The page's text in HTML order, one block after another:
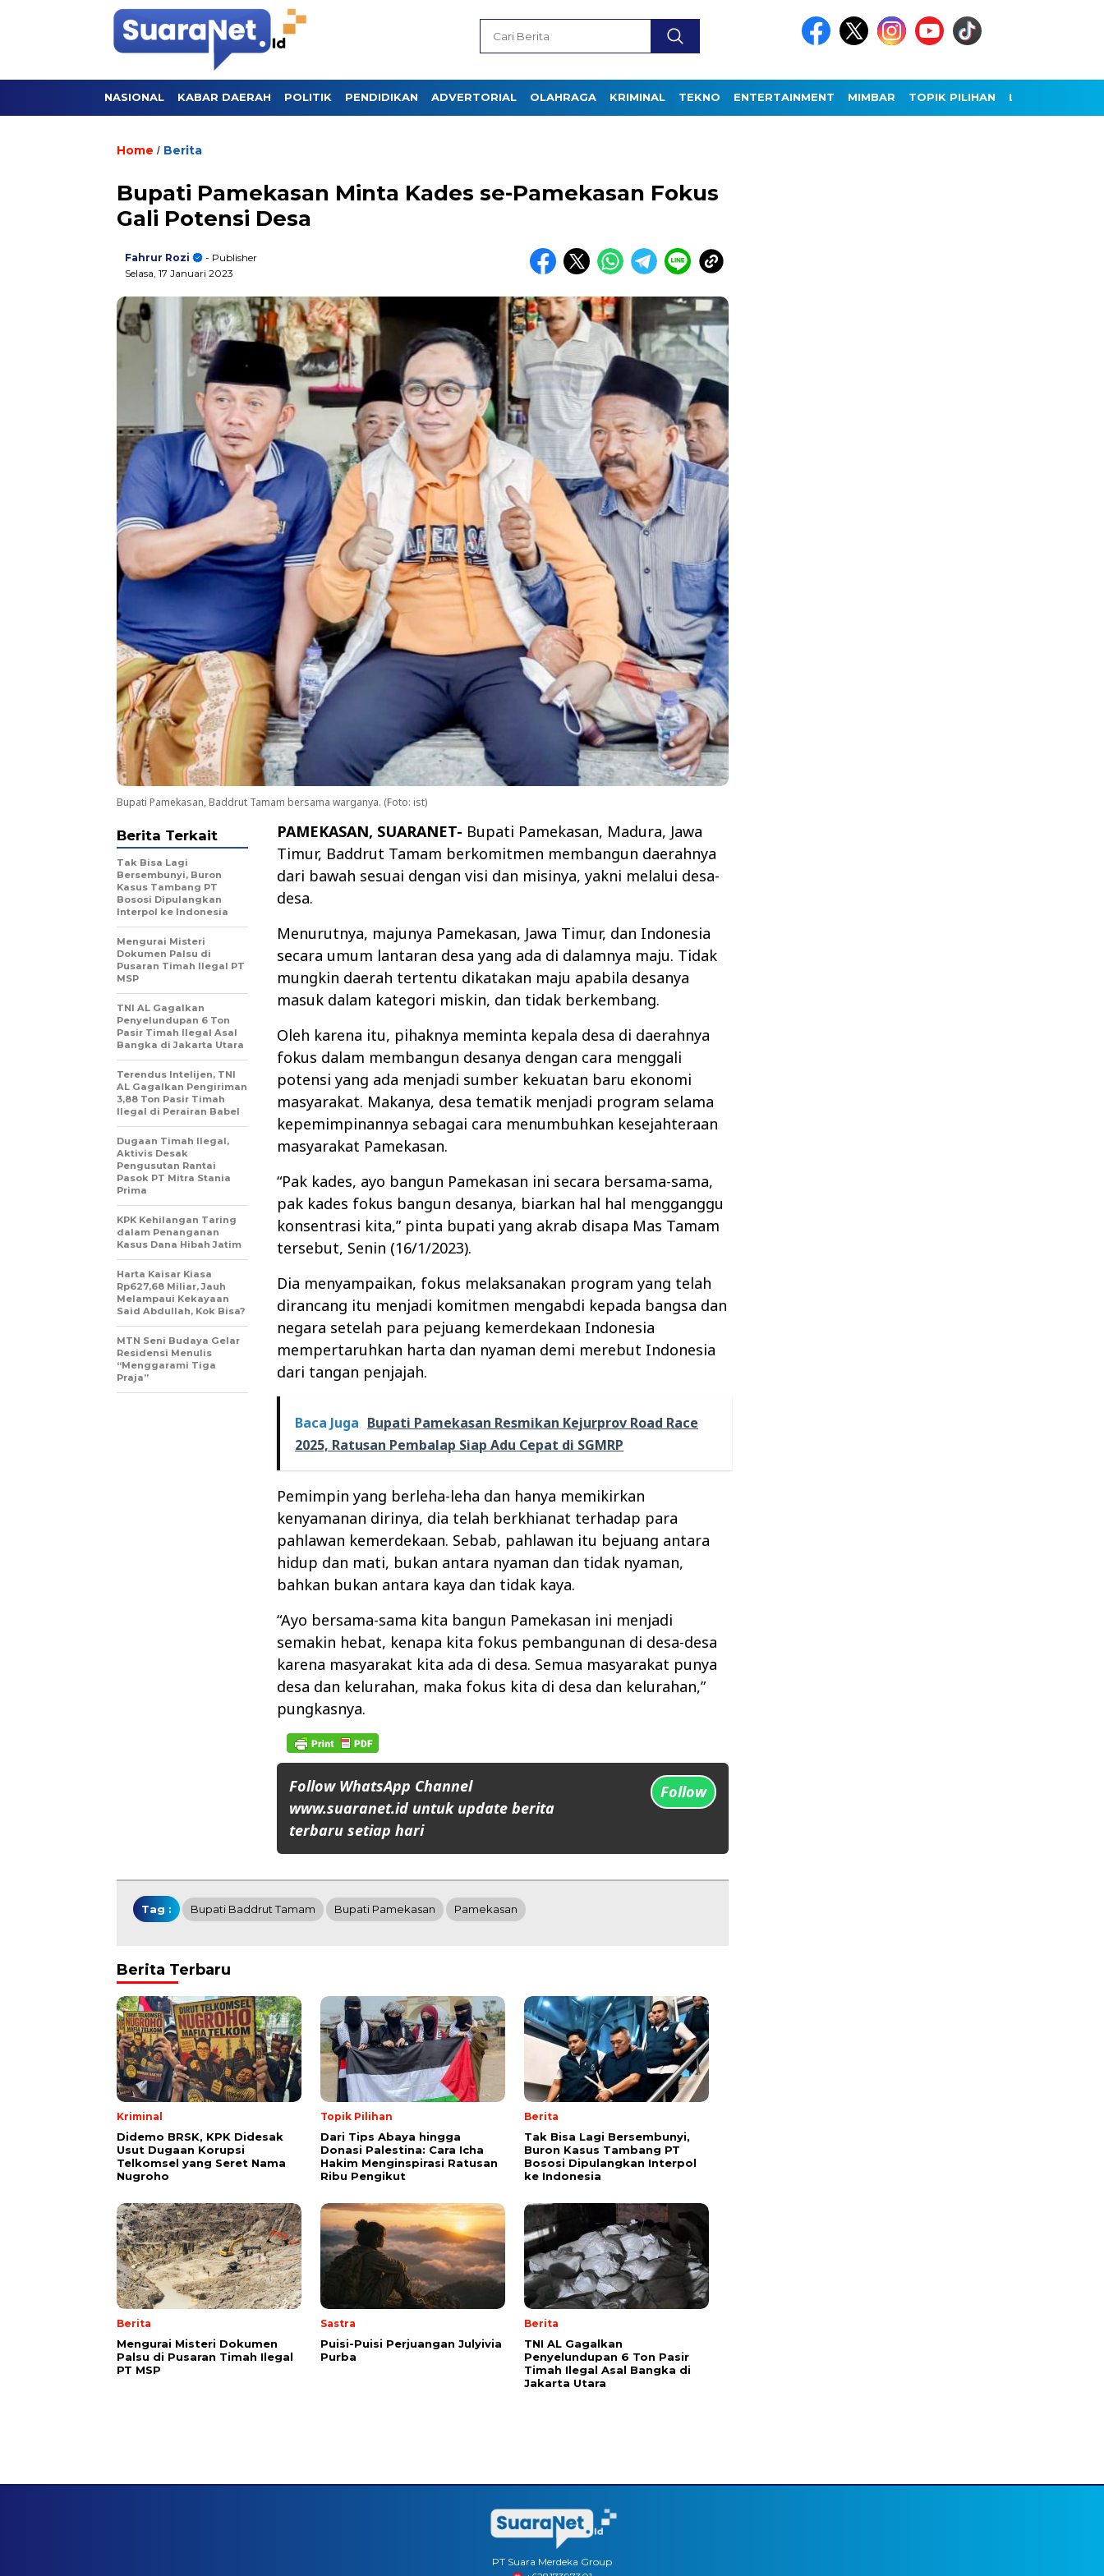
NASIONAL KABAR DAERAH POLITIK PENDIDIKAN ADVERTORIAL OLAHRAGA KRIMINAL TEKNO ENTERTAINMENT MIMBAR TOPIK PILIHAN LAINNYA
Home / Berita
Bupati Pamekasan Minta Kades se-Pamekasan Fokus
Gali Potensi Desa
Fahrur Rozi
- Publisher
Selasa, 17 Januari 2023
Bupati Pamekasan, Baddrut Tamam bersama warganya. (Foto: ist)
PAMEKASAN, SUARANET- Bupati Pamekasan, Madura, Jawa
Timur, Baddrut Tamam berkomitmen membangun daerahnya
dari bawah sesuai dengan visi dan misinya, yakni melalui desa-
desa.
Menurutnya, majunya Pamekasan, Jawa Timur, dan Indonesia
secara umum lantaran desa yang ada di dalamnya maju. Tidak
mungkin daerah tertentu dikatakan maju apabila desanya
masuk dalam kategori miskin, dan tidak berkembang.
Oleh karena itu, pihaknya meminta kepala desa di daerahnya
fokus dalam membangun desanya dengan cara menggali
potensi yang ada menjadi sumber kekuatan baru ekonomi
masyarakat. Makanya, desa tematik menjadi program selama
kepemimpinannya sebagai cara menumbuhkan kesejahteraan
masyarakat Pamekasan.
“Pak kades, ayo bangun Pamekasan ini secara bersama-sama,
pak kades fokus bangun desanya, biarkan hal hal mengganggu
konsentrasi kita,” pinta bupati yang akrab disapa Mas Tamam
tersebut, Senin (16/1/2023).
Dia menyampaikan, fokus melaksanakan program yang telah
dirancang itu menjadi komitmen mengabdi kepada bangsa dan
negara setelah para pejuang kemerdekaan Indonesia
mempertaruhkan harta dan nyaman demi merebut Indonesia
dari tangan penjajah.
Baca Juga Bupati Pamekasan Resmikan Kejurprov Road Race
2025, Ratusan Pembalap Siap Adu Cepat di SGMRP
Pemimpin yang berleha-leha dan hanya memikirkan
kenyamanan dirinya, dia telah berkhianat terhadap para
pahlawan kemerdekaan. Sebab, pahlawan itu bejuang antara
hidup dan mati, bukan antara nyaman dan tidak nyaman,
bahkan bukan antara kaya dan tidak kaya.
“Ayo bersama-sama kita bangun Pamekasan ini menjadi
semakin hebat, kenapa kita fokus pembangunan di desa-desa
karena masyarakat kita ada di desa. Semua masyarakat punya
desa dan kelurahan, maka fokus kita di desa dan kelurahan,”
pungkasnya.
Follow WhatsApp Channel
www.suaranet.id untuk update berita
terbaru setiap hari
Follow
Berita Terkait
Tak Bisa Lagi
Bersembunyi, Buron
Kasus Tambang PT
Bososi Dipulangkan
Interpol ke Indonesia
Mengurai Misteri
Dokumen Palsu di
Pusaran Timah Ilegal PT
MSP
TNI AL Gagalkan
Penyelundupan 6 Ton
Pasir Timah Ilegal Asal
Bangka di Jakarta Utara
Terendus Intelijen, TNI
AL Gagalkan Pengiriman
3,88 Ton Pasir Timah
Ilegal di Perairan Babel
Dugaan Timah Ilegal,
Aktivis Desak
Pengusutan Rantai
Pasok PT Mitra Stania
Prima
KPK Kehilangan Taring
dalam Penanganan
Kasus Dana Hibah Jatim
Harta Kaisar Kiasa
Rp627,68 Miliar, Jauh
Melampaui Kekayaan
Said Abdullah, Kok Bisa?
MTN Seni Budaya Gelar
Residensi Menulis
“Menggarami Tiga
Praja”
Tag : Bupati Baddrut Tamam Bupati Pamekasan Pamekasan
Berita Terbaru
Kriminal
Didemo BRSK, KPK Didesak
Usut Dugaan Korupsi
Telkomsel yang Seret Nama
Nugroho
Topik Pilihan
Dari Tips Abaya hingga
Donasi Palestina: Cara Icha
Hakim Menginspirasi Ratusan
Ribu Pengikut
Berita
Tak Bisa Lagi Bersembunyi,
Buron Kasus Tambang PT
Bososi Dipulangkan Interpol
ke Indonesia
Berita
Mengurai Misteri Dokumen
Palsu di Pusaran Timah Ilegal
PT MSP
Sastra
Puisi-Puisi Perjuangan Julyivia
Purba
Berita
TNI AL Gagalkan
Penyelundupan 6 Ton Pasir
Timah Ilegal Asal Bangka di
Jakarta Utara
PT Suara Merdeka Group